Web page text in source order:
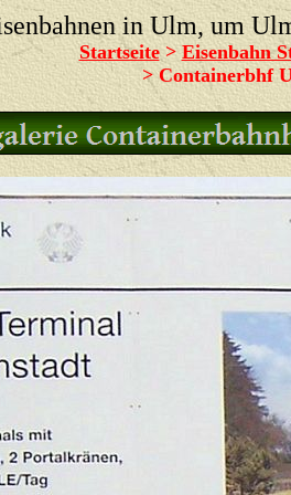
in Ulm, um
Startseite>Eisenbahn
>Containerbhf